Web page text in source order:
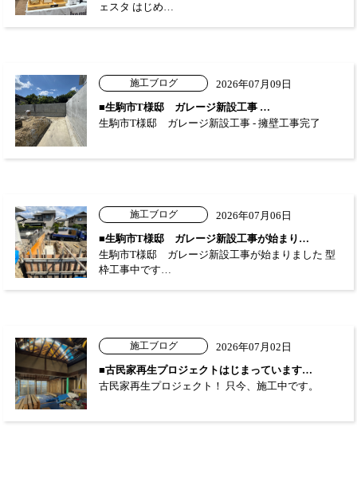
ェスタ はじめ…
施工ブログ
2026年07月09日
■生駒市T様邸 ガレージ新設工事 …
生駒市T様邸 ガレージ新設工事 - 擁壁工事完了
施工ブログ
2026年07月06日
■生駒市T様邸 ガレージ新設工事が始まり…
生駒市T様邸 ガレージ新設工事が始まりました 型
枠工事中です…
施工ブログ
2026年07月02日
■古民家再生プロジェクトはじまっています…
古民家再生プロジェクト！ 只今、施工中です。